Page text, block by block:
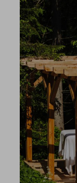
Suche